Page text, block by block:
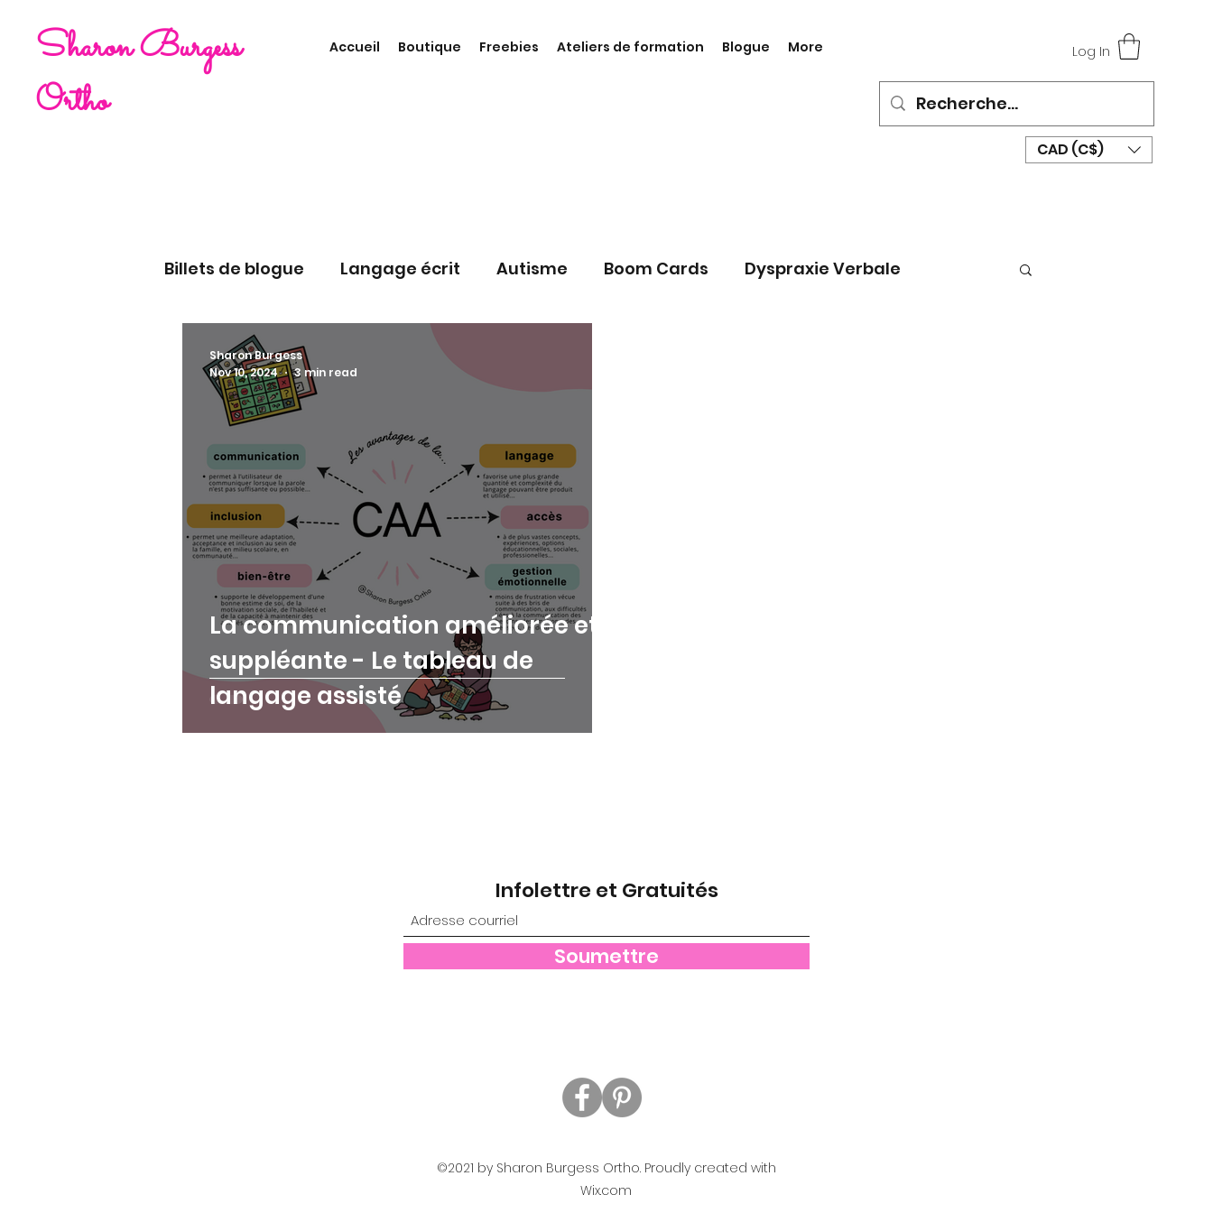
Sharon Burgess
Ortho
Accueil Boutique Freebies Ateliers de formation Blogue More Log In
CAD (C$)
Billets de blogue Langage écrit Autisme Boom Cards Dyspraxie Verbale
Conscience Phono Ateliers de formation en ortho
Parole La CAA
La communication améliorée et
suppléante - Le tableau de
langage assisté
Sharon Burgess
Nov 10, 2024
3 min read
Infolettre et Gratuités
Soumettre
©2021 by Sharon Burgess Ortho. Proudly created with
Wix.com